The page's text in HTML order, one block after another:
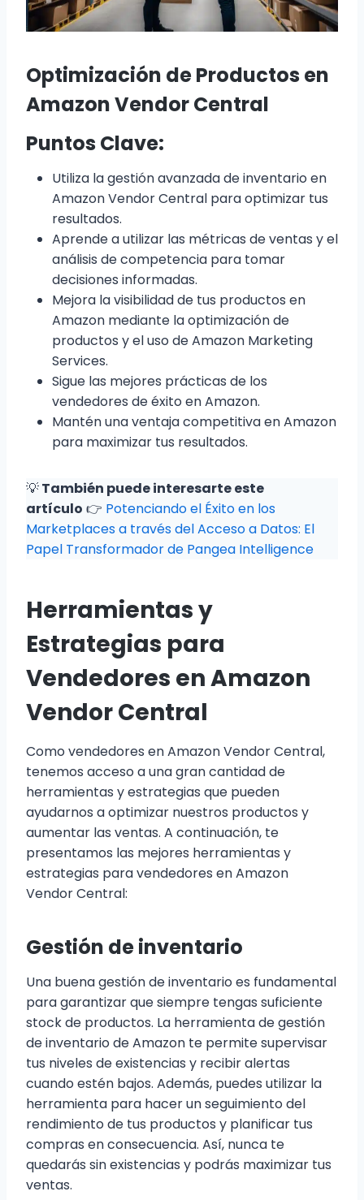
Optimización de Productos en
Amazon Vendor Central
Puntos Clave:
Utiliza la gestión avanzada de inventario en
Amazon Vendor Central para optimizar tus
resultados.
Aprende a utilizar las métricas de ventas y el
análisis de competencia para tomar
decisiones informadas.
Mejora la visibilidad de tus productos en
Amazon mediante la optimización de
productos y el uso de Amazon Marketing
Services.
Sigue las mejores prácticas de los
vendedores de éxito en Amazon.
Mantén una ventaja competitiva en Amazon
para maximizar tus resultados.
💡También puede interesarte este
artículo 👉 Potenciando el Éxito en los
Marketplaces a través del Acceso a Datos: El
Papel Transformador de Pangea Intelligence
Herramientas y
Estrategias para
Vendedores en Amazon
Vendor Central
Como vendedores en Amazon Vendor Central,
tenemos acceso a una gran cantidad de
herramientas y estrategias que pueden
ayudarnos a optimizar nuestros productos y
aumentar las ventas. A continuación, te
presentamos las mejores herramientas y
estrategias para vendedores en Amazon
Vendor Central:
Gestión de inventario
Una buena gestión de inventario es fundamental
para garantizar que siempre tengas suficiente
stock de productos. La herramienta de gestión
de inventario de Amazon te permite supervisar
tus niveles de existencias y recibir alertas
cuando estén bajos. Además, puedes utilizar la
herramienta para hacer un seguimiento del
rendimiento de tus productos y planificar tus
compras en consecuencia. Así, nunca te
quedarás sin existencias y podrás maximizar tus
ventas.